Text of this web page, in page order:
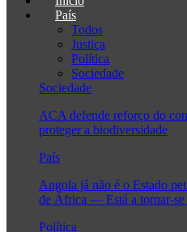
País
Todos
Justiça
Política
Sociedade
Sociedade
ACA defende reforço do
proteger a biodiversidade
País
Angola já não é o Estado
de África — Está a tornar-
Política